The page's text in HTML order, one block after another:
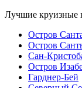
Лучшие круизные
Остров
Остров
Сан-
Остров
Гарднер-Бей